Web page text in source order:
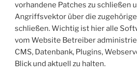
vorhandene Patches zu schließen
Angriffsvektor über die
schließen. Wichtig ist hier alle
vom Website Betreiber
CMS, Datenbank, Plugins,
Blick und aktuell zu halten.